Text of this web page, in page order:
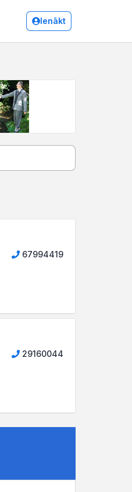
Ienākt
67994419
29160044